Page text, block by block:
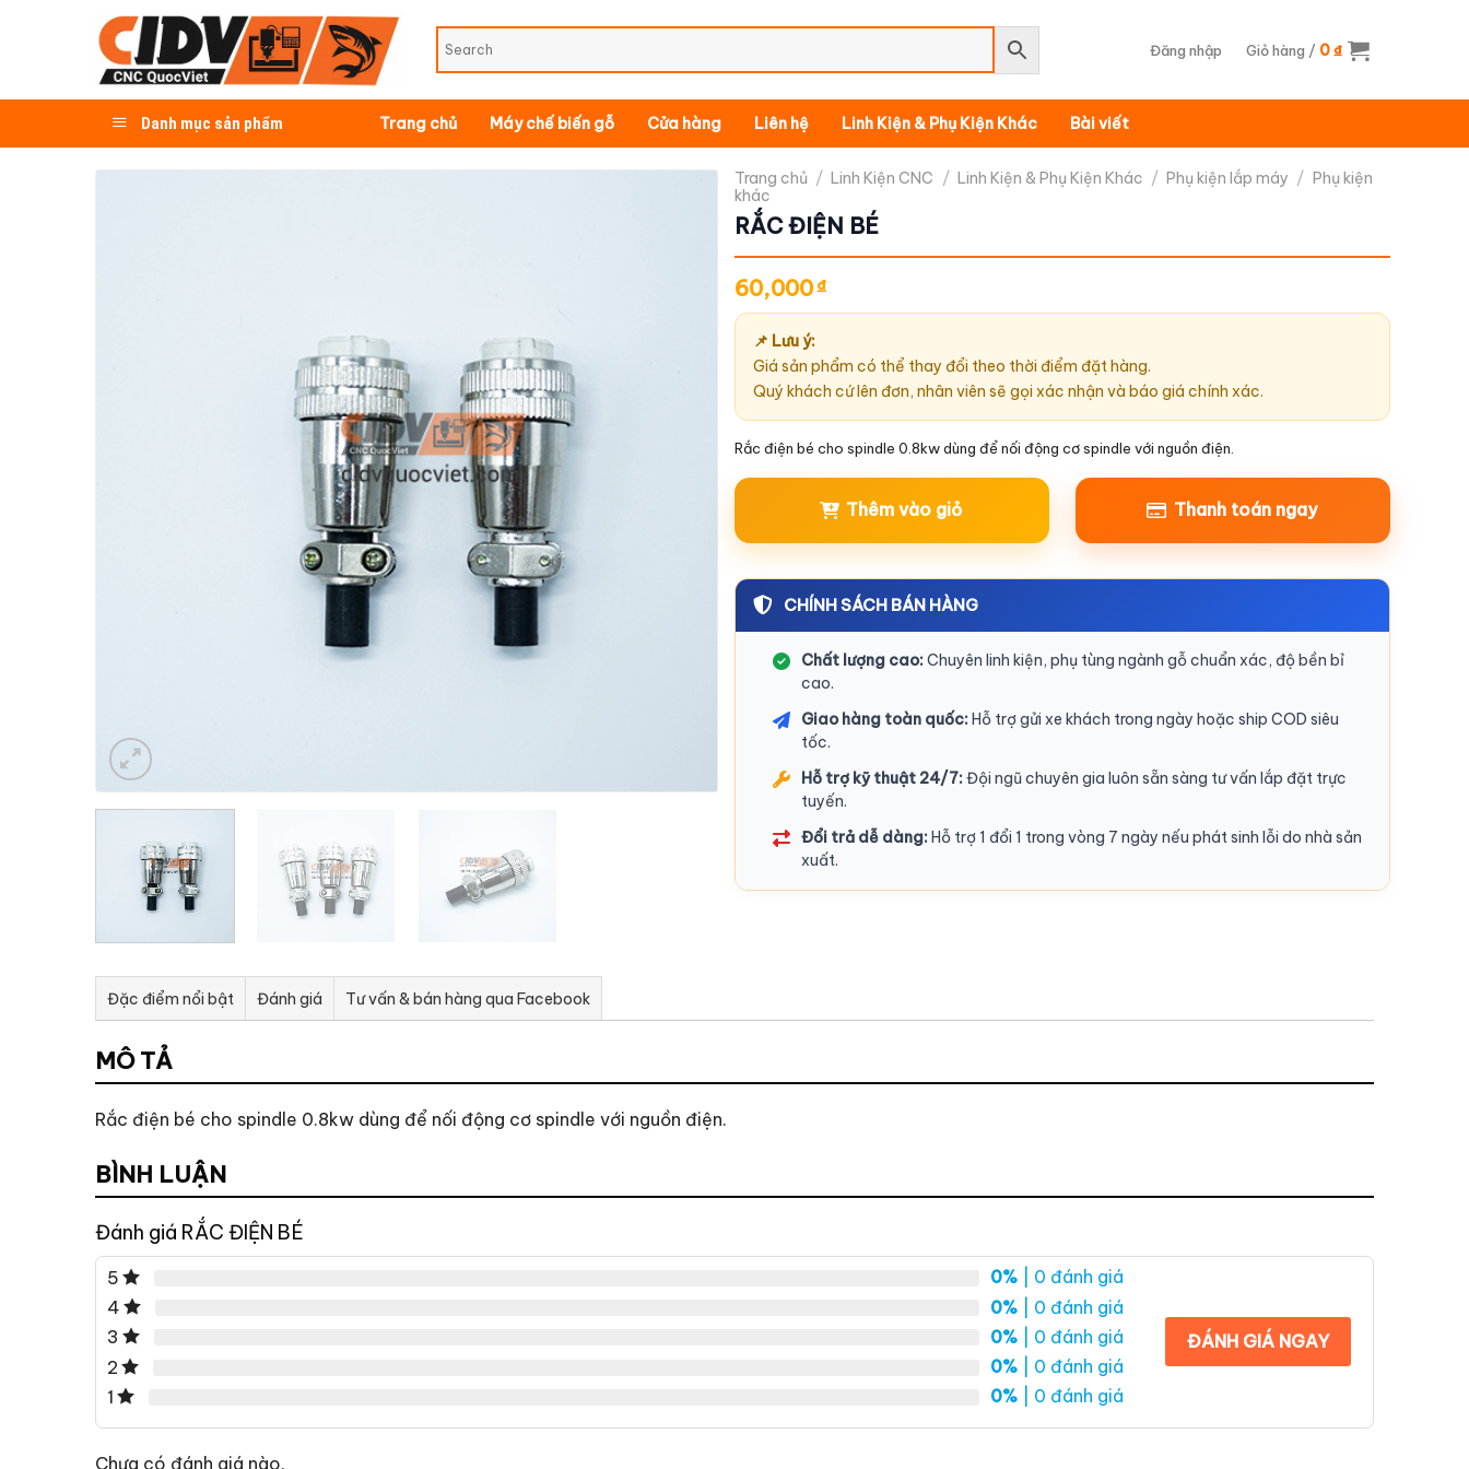
Đăng nhập Giỏ hàng / 0₫
Danh mục sản phẩm Trang chủ Máy chế biến gỗ Cửa hàng Liên hệ Linh Kiện & Phụ Kiện Khác Bài viết
Trang chủ / Linh Kiện CNC / Linh Kiện & Phụ Kiện Khác / Phụ kiện lắp máy / Phụ kiện
khác
RẮC ĐIỆN BÉ
60,000₫
📌 Lưu ý:
Giá sản phẩm có thể thay đổi theo thời điểm đặt hàng.
Quý khách cứ lên đơn, nhân viên sẽ gọi xác nhận và báo giá chính xác.
Rắc điện bé cho spindle 0.8kw dùng để nối động cơ spindle với nguồn điện.
Thêm vào giỏ Thanh toán ngay
CHÍNH SÁCH BÁN HÀNG
Chất lượng cao:Chuyên linh kiện, phụ tùng ngành gỗ chuẩn xác, độ bền bỉ
cao.
Giao hàng toàn quốc:Hỗ trợ gửi xe khách trong ngày hoặc ship COD siêu
tốc.
Hỗ trợ kỹ thuật 24/7:Đội ngũ chuyên gia luôn sẵn sàng tư vấn lắp đặt trực
tuyến.
Đổi trả dễ dàng:Hỗ trợ 1 đổi 1 trong vòng 7 ngày nếu phát sinh lỗi do nhà sản
xuất.
Đặc điểm nổi bật Đánh giá Tư vấn & bán hàng qua Facebook
MÔ TẢ
Rắc điện bé cho spindle 0.8kw dùng để nối động cơ spindle với nguồn điện.
BÌNH LUẬN
Đánh giá RẮC ĐIỆN BÉ
5 0% | 0 đánh giá
4
0% | 0 đánh giá
3
0% | 0 đánh giá
2
0% | 0 đánh giá
1
0% | 0 đánh giá
ĐÁNH GIÁ NGAY
Chưa có đánh giá nào.